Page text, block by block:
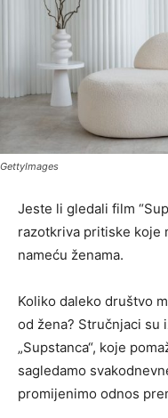
GettyImages
Jeste li gledali film
razotkriva pritiske koje
nameću ženama.
Koliko daleko društvo
od žena? Stručnjaci
„Supstanca“, koje
sagledamo
promijenimo odnos